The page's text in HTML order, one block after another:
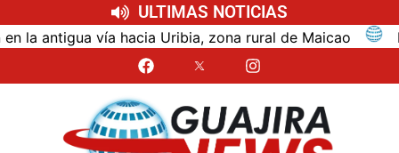
ULTIMAS NOTICIAS
vía hacia Uribia, zona rural de Maicao